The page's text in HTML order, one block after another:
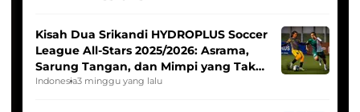
Kisah Dua Srikandi HYDROPLUS Soccer
League All-Stars 2025/2026: Asrama,
Sarung Tangan, dan Mimpi yang Tak
Pernah Padam
Indonesia3 minggu yang lalu